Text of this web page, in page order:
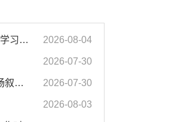
市政府2026年第14次党组会 暨理论学习中心组学习会议召开 蒋曦主持会议并讲话 2026-08-04
2026-07-30
市领导开展“八一”走访慰问活动 致以节日问候 畅叙鱼水深情 2026-07-30
2026-08-03